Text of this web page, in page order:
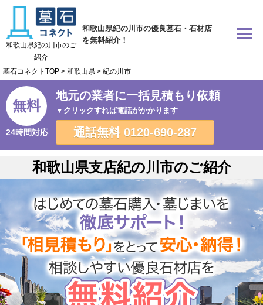
和歌山県紀の川市の優良墓石・石材店
を無料紹介！
和歌山県紀の川市のご
紹介
墓石コネクトTOP > 和歌山県 > 紀の川市
無料
24時間対応
地元の業者に一括見積もり依頼
▼クリックすれば電話がかかります
通話無料 0120-690-287
和歌山県支店紀の川市のご紹介